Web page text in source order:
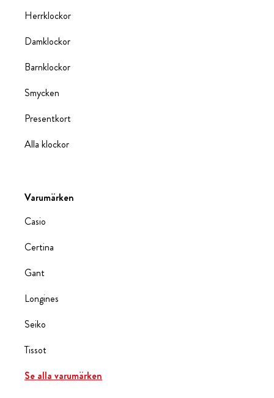
Herrklockor
Damklockor
Barnklockor
Smycken
Presentkort
Alla klockor
Varumärken
Casio
Certina
Gant
Longines
Seiko
Tissot
Se alla varumärken